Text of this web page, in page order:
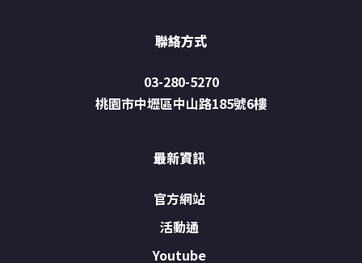
聯絡方式
03-280-5270
桃園市中壢區中山路185號6樓
最新資訊
官方網站
活動通
Youtube